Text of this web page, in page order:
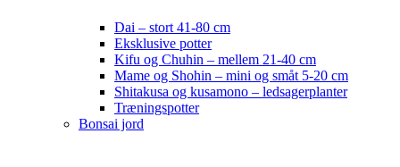
Dai – stort 41-80 cm
Eksklusive potter
Kifu og Chuhin – mellem 21-40 cm
Mame og Shohin – mini og småt 5-20 cm
Shitakusa og kusamono – ledsagerplanter
Træningspotter
Bonsai jord